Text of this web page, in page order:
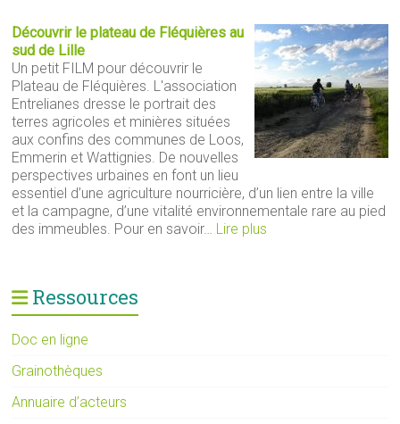
Découvrir le plateau de Fléquières au
sud de Lille
Un petit FILM pour découvrir le
Plateau de Fléquières. L'association
Entrelianes dresse le portrait des
terres agricoles et minières situées
aux confins des communes de Loos,
Emmerin et Wattignies. De nouvelles
perspectives urbaines en font un lieu
essentiel d’une agriculture nourricière, d’un lien entre la ville
et la campagne, d’une vitalité environnementale rare au pied
des immeubles. Pour en savoir… Lire plus
Ressources
Doc en ligne
Grainothèques
Annuaire d’acteurs